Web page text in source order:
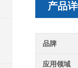
产品
品牌
应用领域